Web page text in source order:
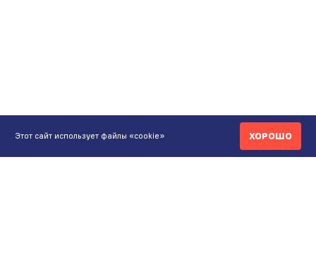
Этот сайт использует файлы «cookie» ХОРОШО